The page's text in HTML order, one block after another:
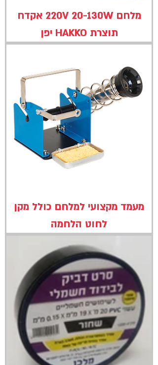
מלחם 220V 20-130W אקדח
תוצרת HAKKO יפן
מעמד מקצועי למלחם כולל מקן
לחוט הלחמה